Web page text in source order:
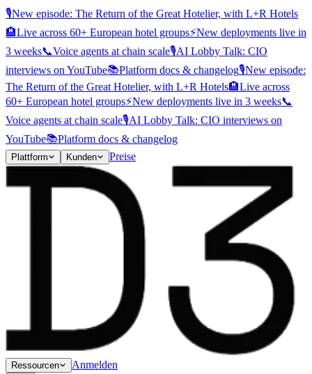
🎙️New episode: The Return of the Great Hotelier, with L+R Hotels
🏨Live across 60+ European hotel groups⚡New deployments live in
3 weeks📞Voice agents at chain scale🎙️AI Lobby Talk: CIO
interviews on YouTube📚Platform docs & changelog🎙️New episode:
The Return of the Great Hotelier, with L+R Hotels🏨Live across
60+ European hotel groups⚡New deployments live in 3 weeks📞
Voice agents at chain scale🎙️AI Lobby Talk: CIO interviews on
YouTube📚Platform docs & changelog
Plattform Kunden Preise
Ressourcen Anmelden